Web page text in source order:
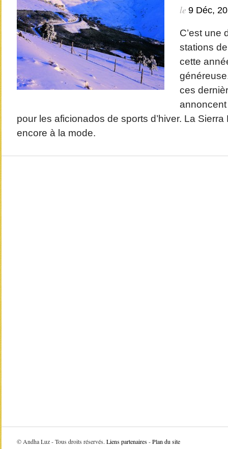
le 9 Déc,
C’est une
stations
cette
ces
pour les aficionados de sports d’hiver. La
encore à la mode.
© Andha Luz - Tous droits réservés. Liens partenaires-Plan du site